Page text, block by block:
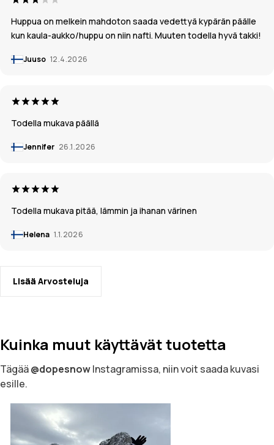
Huppua on melkein mahdoton saada vedettyä kypärän päälle
kun kaula-aukko/huppu on niin nafti. Muuten todella hyvä takki!
Juuso 12.4.2026
Todella mukava päällä
Jennifer 26.1.2026
Todella mukava pitää, lämmin ja ihanan värinen
Helena 1.1.2026
Lisää Arvosteluja
Kuinka muut käyttävät tuotetta
Tägää@dopesnowInstagramissa, niin voit saada kuvasi
esille.